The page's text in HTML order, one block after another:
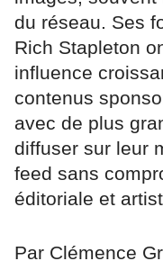
du réseau. Ses
Rich Stapleton
influence
contenus
avec de plus
diffuser sur leur
feed sans
éditoriale et
Par Clémence